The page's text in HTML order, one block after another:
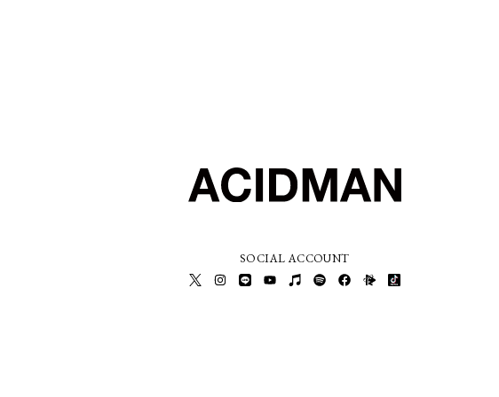
SOCIAL ACCOUNT